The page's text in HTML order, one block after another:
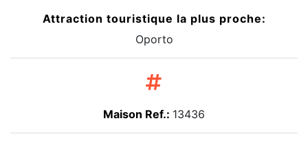
Attraction touristique la plus proche:
Oporto
Maison Ref.: 13436